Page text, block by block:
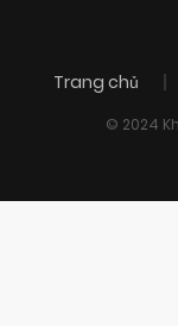
Trang chủ
© 2024